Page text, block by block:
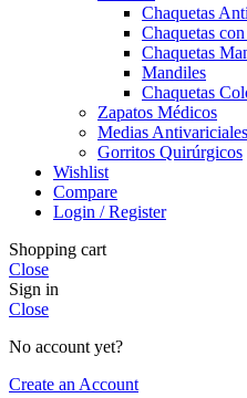
Chaquetas
Chaquetas
Chaquetas
Mandiles
Chaquetas
Zapatos Médicos
Medias Antivariciales
Gorritos Quirúrgicos
Wishlist
Compare
Login / Register
Shopping cart
Close
Sign in
Close
No account yet?
Create an Account